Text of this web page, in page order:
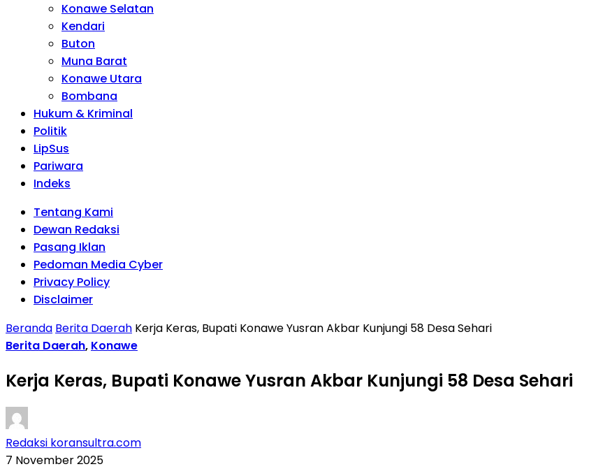
Konawe Selatan
Kendari
Buton
Muna Barat
Konawe Utara
Bombana
Hukum & Kriminal
Politik
LipSus
Pariwara
Indeks
Tentang Kami
Dewan Redaksi
Pasang Iklan
Pedoman Media Cyber
Privacy Policy
Disclaimer
Beranda Berita Daerah Kerja Keras, Bupati Konawe Yusran Akbar Kunjungi 58 Desa Sehari
Berita Daerah, Konawe
Kerja Keras, Bupati Konawe Yusran Akbar Kunjungi 58 Desa Sehari
Redaksi koransultra.com
7 November 2025